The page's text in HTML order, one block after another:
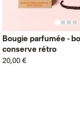
Bougie parfumée -
conserve rétro
20,00 €